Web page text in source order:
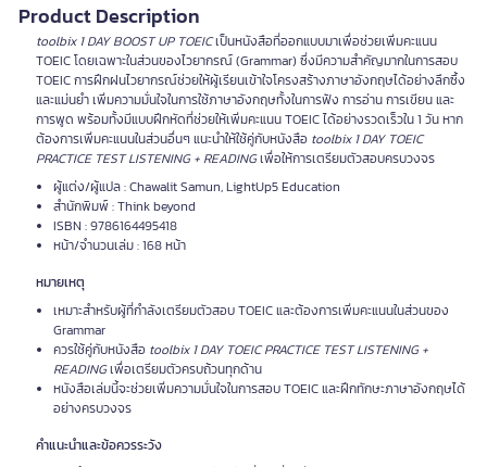
Product Description
toolbix 1 DAY BOOST UP TOEICเป็นหนังสือที่ออกแบบมาเพื่อช่วยเพิ่มคะแนน
TOEIC โดยเฉพาะในส่วนของไวยากรณ์ (Grammar) ซึ่งมีความสำคัญมากในการสอบ
TOEIC การฝึกฝนไวยากรณ์ช่วยให้ผู้เรียนเข้าใจโครงสร้างภาษาอังกฤษได้อย่างลึกซึ้ง
และแม่นยำ เพิ่มความมั่นใจในการใช้ภาษาอังกฤษทั้งในการฟัง การอ่าน การเขียน และ
การพูด พร้อมทั้งมีแบบฝึกหัดที่ช่วยให้เพิ่มคะแนน TOEIC ได้อย่างรวดเร็วใน 1 วัน หาก
ต้องการเพิ่มคะแนนในส่วนอื่นๆ แนะนำให้ใช้คู่กับหนังสือ toolbix 1 DAY TOEIC
PRACTICE TEST LISTENING + READINGเพื่อให้การเตรียมตัวสอบครบวงจร
ผู้แต่ง/ผู้แปล : Chawalit Samun, LightUp5 Education
สำนักพิมพ์ : Think beyond
ISBN : 9786164495418
หน้า/จำนวนเล่ม : 168 หน้า
หมายเหตุ
เหมาะสำหรับผู้ที่กำลังเตรียมตัวสอบ TOEIC และต้องการเพิ่มคะแนนในส่วนของ
Grammar
ควรใช้คู่กับหนังสือ toolbix 1 DAY TOEIC PRACTICE TEST LISTENING +
READINGเพื่อเตรียมตัวครบถ้วนทุกด้าน
หนังสือเล่มนี้จะช่วยเพิ่มความมั่นใจในการสอบ TOEIC และฝึกทักษะภาษาอังกฤษได้
อย่างครบวงจร
คำแนะนำและข้อควรระวัง